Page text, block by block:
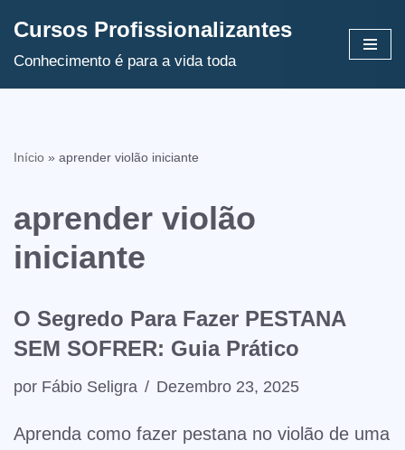
Avançar
Cursos Profissionalizantes
Conhecimento é para a vida toda
Início » aprender violão iniciante
aprender violão
iniciante
O Segredo Para Fazer PESTANA
SEM SOFRER: Guia Prático
por Fábio Seligra Dezembro 23, 2025
Aprenda como fazer pestana no violão de uma